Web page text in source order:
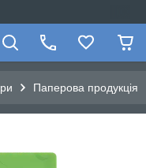
Паперова продукція